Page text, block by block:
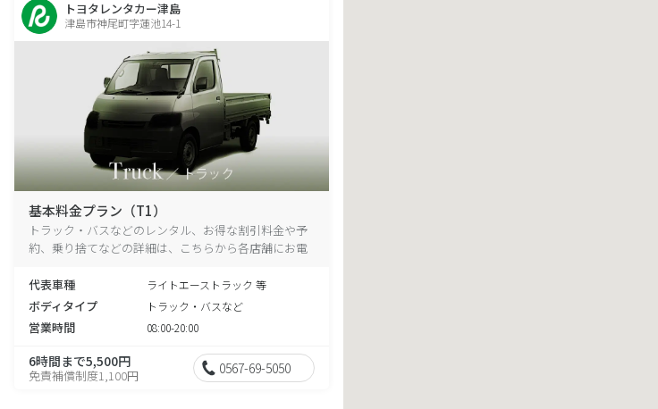
トヨタレンタカー津島
津島市神尾町字蓮池14-1
基本料金プラン（T1）
トラック・バスなどのレンタル、お得な割引料金や予
約、乗り捨てなどの詳細は、こちらから各店舗にお電
代表車種
ライトエーストラック 等
ボディタイプ トラック・バスなど
営業時間 08:00-20:00
6時間まで5,500円
免責補償制度1,100円 0567-69-5050